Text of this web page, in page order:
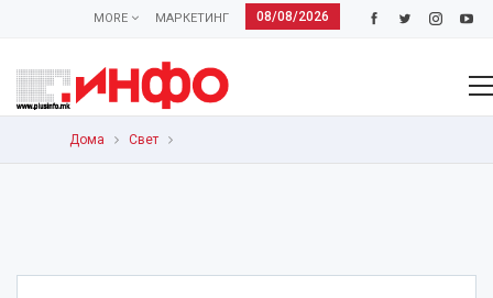
08/08/2026
МАРКЕТИНГ
MORE
Дома Свет